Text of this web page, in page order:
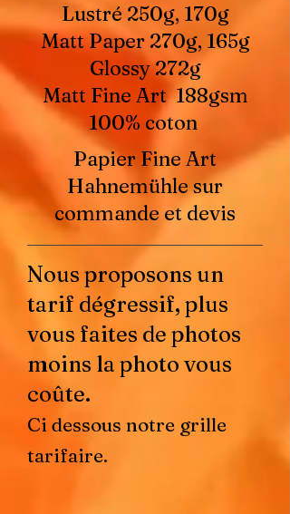
Lustré 250g, 170g
Matt Paper 270g, 165g
Glossy 272g
Matt Fine Art 188gsm
100% coton
Papier Fine Art
Hahnemühle sur
commande et devis
Nous proposons un
tarif dégressif, plus
vous faites de photos
moins la photo vous
coûte.
Ci dessous notre grille
tarifaire.